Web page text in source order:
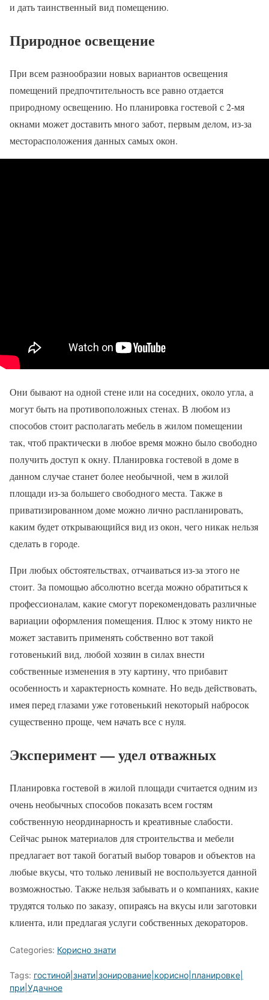
и дать таинственный вид помещению.
Природное освещение
При всем разнообразии новых вариантов освещения
помещений предпочтительность все равно отдается
природному освещению. Но планировка гостевой с 2-мя
окнами может доставить много забот, первым делом, из-за
месторасположения данных самых окон.
Они бывают на одной стене или на соседних, около угла, а
могут быть на противоположных стенах. В любом из
способов стоит располагать мебель в жилом помещении
так, чтоб практически в любое время можно было свободно
получить доступ к окну. Планировка гостевой в доме в
данном случае станет более необычной, чем в жилой
площади из-за большего свободного места. Также в
приватизированном доме можно лично распланировать,
каким будет открывающийся вид из окон, чего никак нельзя
сделать в городе.
При любых обстоятельствах, отчаиваться из-за этого не
стоит. За помощью абсолютно всегда можно обратиться к
профессионалам, какие смогут порекомендовать различные
вариации оформления помещения. Плюс к этому никто не
может заставить применять собственно вот такой
готовенький вид, любой хозяин в силах внести
собственные изменения в эту картину, что прибавит
особенность и характерность комнате. Но ведь действовать,
имея перед глазами уже готовенький некоторый набросок
существенно проще, чем начать все с нуля.
Эксперимент — удел отважных
Планировка гостевой в жилой площади считается одним из
очень необычных способов показать всем гостям
собственную неординарность и креативные слабости.
Сейчас рынок материалов для строительства и мебели
предлагает вот такой богатый выбор товаров и объектов на
любые вкусы, что только ленивый не воспользуется данной
возможностью. Также нельзя забывать и о компаниях, какие
трудятся только по заказу, опираясь на вкусы или заготовки
клиента, или предлагая услуги собственных декораторов.
Categories: Корисно знати
Tags: гостиной|знати|зонирование|корисно|планировке|
при|Удачное